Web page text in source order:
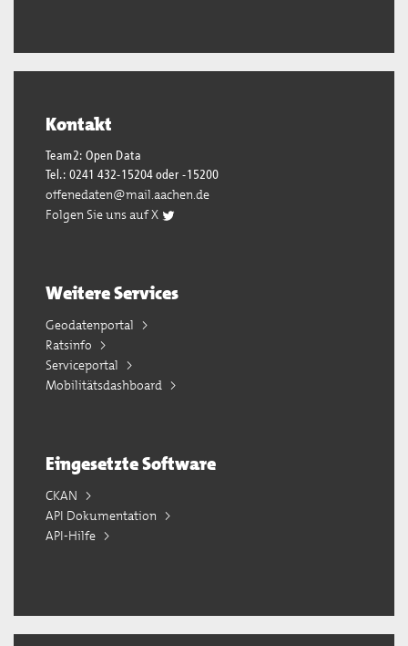
Kontakt
Team2: Open Data
Tel.: 0241 432-15204 oder -15200
offenedaten@mail.aachen.de
Folgen Sie uns auf X
Weitere Services
Geodatenportal
Ratsinfo
Serviceportal
Mobilitätsdashboard
Eingesetzte Software
CKAN
API Dokumentation
API-Hilfe